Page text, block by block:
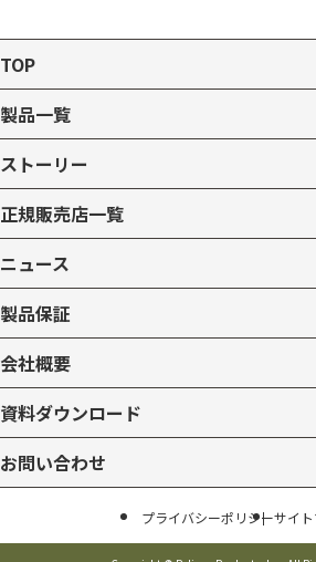
TOP
製品一覧
ストーリー
正規販売店一覧
ニュース
製品保証
会社概要
資料ダウンロード
お問い合わせ
プライバシーポリシーサイ